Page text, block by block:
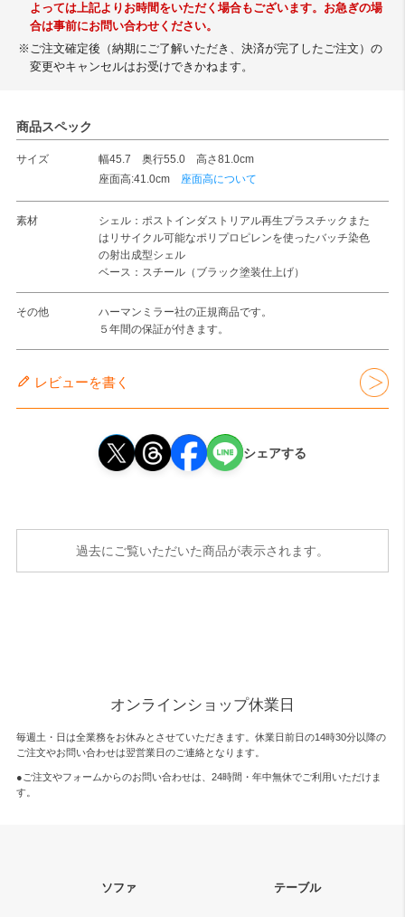
よっては上記よりお時間をいただく場合もございます。お急ぎの場
合は事前にお問い合わせください。
※ご注文確定後（納期にご了解いただき、決済が完了したご注文）の
変更やキャンセルはお受けできかねます。
商品スペック
サイズ
幅45.7 奥行55.0 高さ81.0cm
座面高:41.0cm 座面高について
素材
シェル：ポストインダストリアル再生プラスチックまた
はリサイクル可能なポリプロピレンを使ったバッチ染色
の射出成型シェル
ベース：スチール（ブラック塗装仕上げ）
その他
ハーマンミラー社の正規商品です。
５年間の保証が付きます。
レビューを書く
シェアする
過去にご覧いただいた商品が表示されます。
オンラインショップ休業日
毎週土・日は全業務をお休みとさせていただきます。休業日前日の14時30分以降の
ご注文やお問い合わせは翌営業日のご連絡となります。
●ご注文やフォームからのお問い合わせは、 24時間・年中無休でご利用いただけま
す。
ソファ テーブル